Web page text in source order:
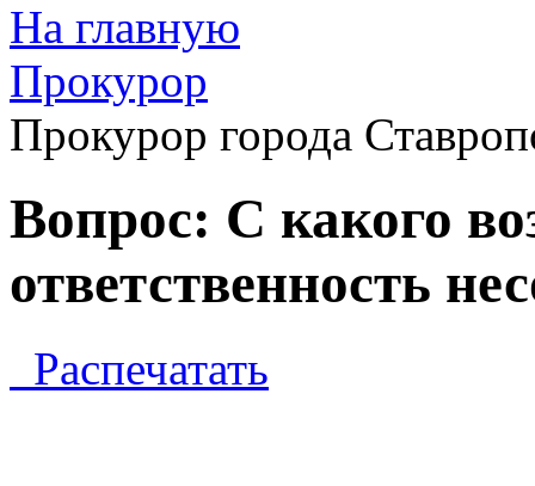
На главную
Прокурор
Прокурор города
Вопрос: С какого
ответственность
Распечатать